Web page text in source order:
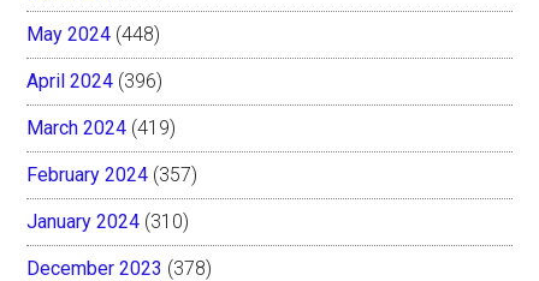
May 2024 (448)
April 2024 (396)
March 2024 (419)
February 2024 (357)
January 2024 (310)
December 2023 (378)